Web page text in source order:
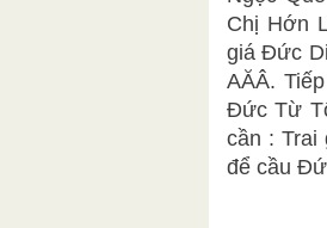
Chị Hớn
giá Đức
AĂÂ.
Đức Từ
cần : Trai
để cầu